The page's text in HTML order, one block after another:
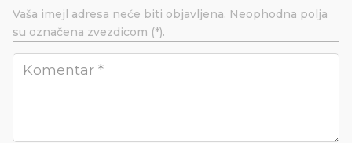
Vaša imejl adresa neće biti objavljena. Neophodna polja
su označena zvezdicom (*).